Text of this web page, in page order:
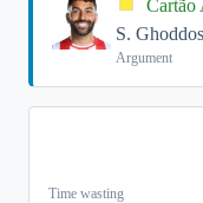
Cartão
S. Ghoddos
Argument
Time wasting